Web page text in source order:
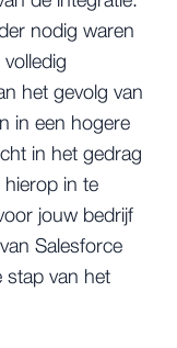
nodig waren
het gevolg van
in een hogere
in het gedrag
hierop in te
jouw bedrijf
Salesforce
stap van het